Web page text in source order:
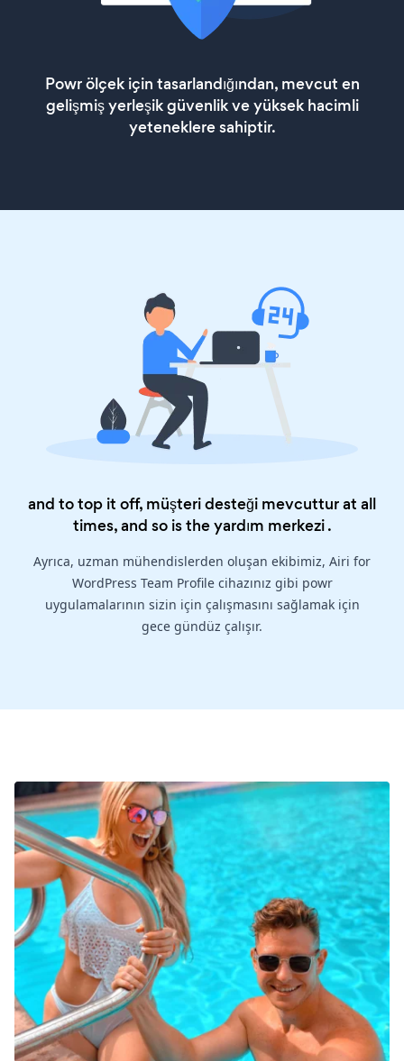
Powr ölçek için tasarlandığından, mevcut en
gelişmiş yerleşik güvenlik ve yüksek hacimli
yeteneklere sahiptir.
and to top it off, müşteri desteği mevcuttur at all
times, and so is theyardım merkezi.
Ayrıca, uzman mühendislerden oluşan ekibimiz, Airi for
WordPress Team Profile cihazınız gibi powr
uygulamalarının sizin için çalışmasını sağlamak için
gece gündüz çalışır.